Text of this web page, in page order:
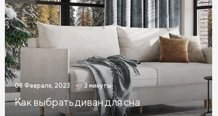
08 Февраля, 2023 3 минуты
Как выбрать диван для сна